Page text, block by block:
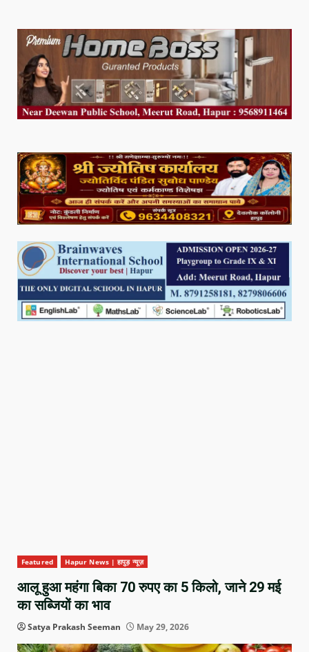
Featured Hapur News | हापुड़ न्यूज़
आलू हुआ महंगा बिका 70 रुपए का 5 किलो, जाने 29 मई
का सब्जियों का भाव
Satya Prakash Seeman May 29, 2026